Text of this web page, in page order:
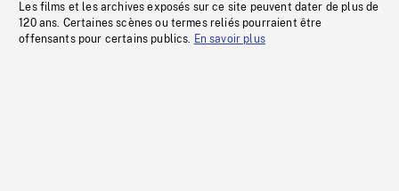
Les films et les archives exposés sur ce site peuvent dater de plus de
120 ans. Certaines scènes ou termes reliés pourraient être
offensants pour certains publics. En savoir plus